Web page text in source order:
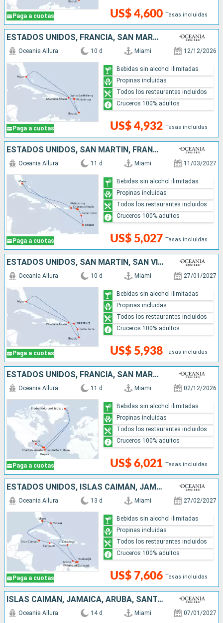
Paga a cuotas US$ 4,600 Tasas incluidas
ESTADOS UNIDOS, FRANCIA, SAN MARTÍN, SAN VINCENT Y LAS GRANADINAS
Paga a cuotas
Oceania Allura 10 d Miami 12/12/2026
US$ 4,932 Tasas incluidas
Bebidas sin alcohol ilimitadas
Propinas incluidas
Todos los restaurantes incluidos
Cruceros 100% adultos
ESTADOS UNIDOS, SAN MARTÍN, FRANCIA, SAN VINCENT Y LAS GRANADINAS
Paga a cuotas
Oceania Allura 11 d Miami 11/03/2027
US$ 5,027 Tasas incluidas
Bebidas sin alcohol ilimitadas
Propinas incluidas
Todos los restaurantes incluidos
Cruceros 100% adultos
ESTADOS UNIDOS, SAN MARTÍN, SAN VINCENT Y LAS GRANADINAS
Paga a cuotas
Oceania Allura 10 d Miami 27/01/2027
US$ 5,938 Tasas incluidas
Bebidas sin alcohol ilimitadas
Propinas incluidas
Todos los restaurantes incluidos
Cruceros 100% adultos
ESTADOS UNIDOS, FRANCIA, SAN MARTÍN, GROENLANDIA, SAN VINCENT Y LAS GRANADINAS
Paga a cuotas
Oceania Allura 11 d Miami 02/12/2026
US$ 6,021 Tasas incluidas
Bebidas sin alcohol ilimitadas
Propinas incluidas
Todos los restaurantes incluidos
Cruceros 100% adultos
ESTADOS UNIDOS, ISLAS CAIMÁN, JAMAICA, ARUBA, REPÚBLICA DOMINICANA, BAHAMAS
Paga a cuotas
Oceania Allura 13 d Miami 27/02/2027
US$ 7,606 Tasas incluidas
Bebidas sin alcohol ilimitadas
Propinas incluidas
Todos los restaurantes incluidos
Cruceros 100% adultos
ISLAS CAIMÁN, JAMAICA, ARUBA, SANTA LUCIA, SAN VINCENT Y LAS GRANADINAS, ESTADOS UNIDOS
Oceania Allura 14 d Miami 07/01/2027